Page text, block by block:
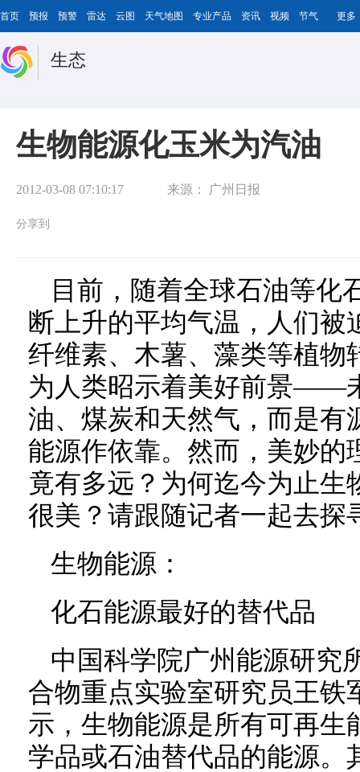
首页 预报 预警 雷达 云图 天气地图 专业产品 资讯 视频 节气 更多
生态
生物能源化玉米为汽油
2012-03-08 07:10:17 来源： 广州日报
分享到
目前，随着全球石油等化
断上升的平均气温，人们
纤维素、木薯、藻类等植物
为人类昭示着美好前景——
油、煤炭和天然气，而是有
能源作依靠。然而，美妙的
竟有多远？为何迄今为止生
很美？请跟随记者一起去探
生物能源：
化石能源最好的替代品
中国科学院广州能源研究
合物重点实验室研究员王铁
示，生物能源是所有可再生
学品或石油替代品的能源。